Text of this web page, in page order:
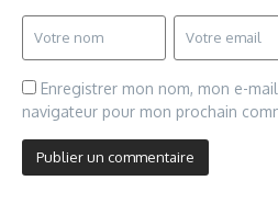
Enregistrer mon nom, mon e-
navigateur pour mon prochain